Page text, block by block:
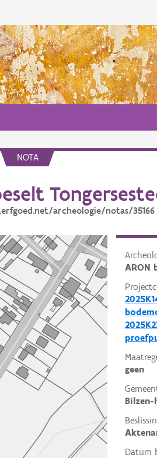
NOTA
archeologie/notas/35166
ARON
geen
Bilzen-
Datum